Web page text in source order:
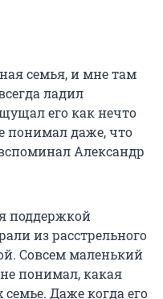
семья, и мне там
ладил
его как нечто
понимал даже, что
Александр
поддержкой
из расстрельного
Совсем маленький
понимал, какая
Даже когда его